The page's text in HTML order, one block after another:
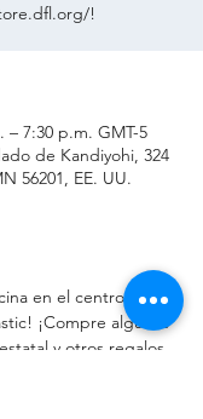
!
– 7:30 p.m. GMT-5
de Kandiyohi, 324
56201, EE. UU.
en el centro y
¡Compre algunas
y otros regalos